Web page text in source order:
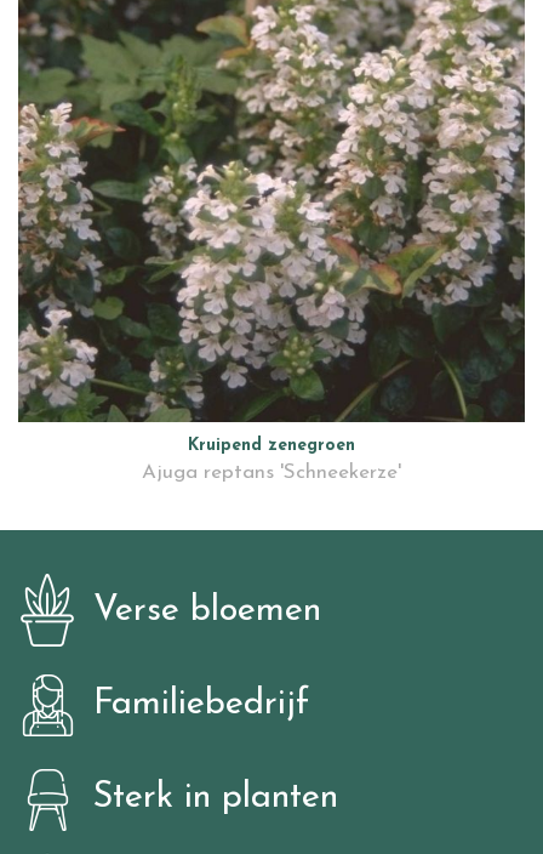
Kruipend zenegroen
Ajuga reptans 'Schneekerze'
Verse bloemen
Familiebedrijf
Sterk in planten